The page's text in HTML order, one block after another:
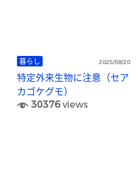
暮らし 2025/08/20
特定外来生物に注意（セア
カゴケグモ）
30376views